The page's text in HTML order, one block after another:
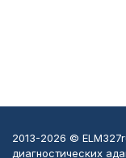
2013-2026 ©
диагностических